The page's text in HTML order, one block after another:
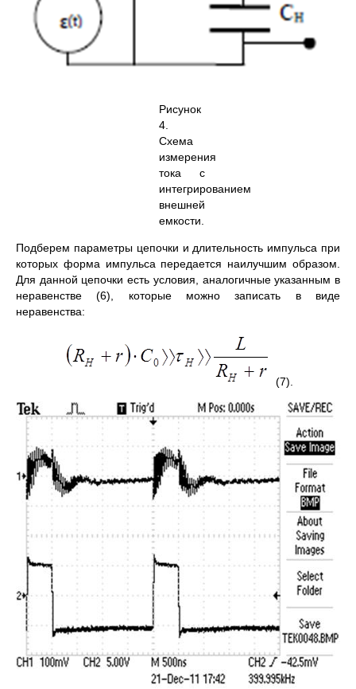
Рисунок
4.
Схема
измерения
тока с
интегрированием
внешней
емкости.
Подберем параметры цепочки и длительность импульса при
которых форма импульса передается наилучшим образом.
Для данной цепочки есть условия, аналогичные указанным в
неравенстве (6), которые можно записать в виде
неравенства:
(7).